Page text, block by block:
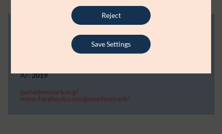
Bevillingsmodtager:GAME
År:2019
gamedenmark.org/
www.facebook.com/gamedenmark/
Reject
Save Settings